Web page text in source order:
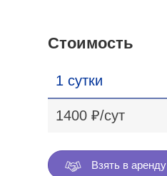
Стоимость
1 сутки
1400 ₽/сут
Взять в аренду